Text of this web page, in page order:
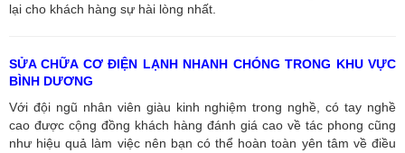
lại cho khách hàng sự hài lòng nhất.
SỬA CHỮA CƠ ĐIỆN LẠNH NHANH CHÓNG TRONG KHU VỰC
BÌNH DƯƠNG
Với đội ngũ nhân viên giàu kinh nghiệm trong nghề, có tay nghề
cao được cộng đồng khách hàng đánh giá cao về tác phong cũng
như hiệu quả làm việc nên bạn có thể hoàn toàn yên tâm về điều